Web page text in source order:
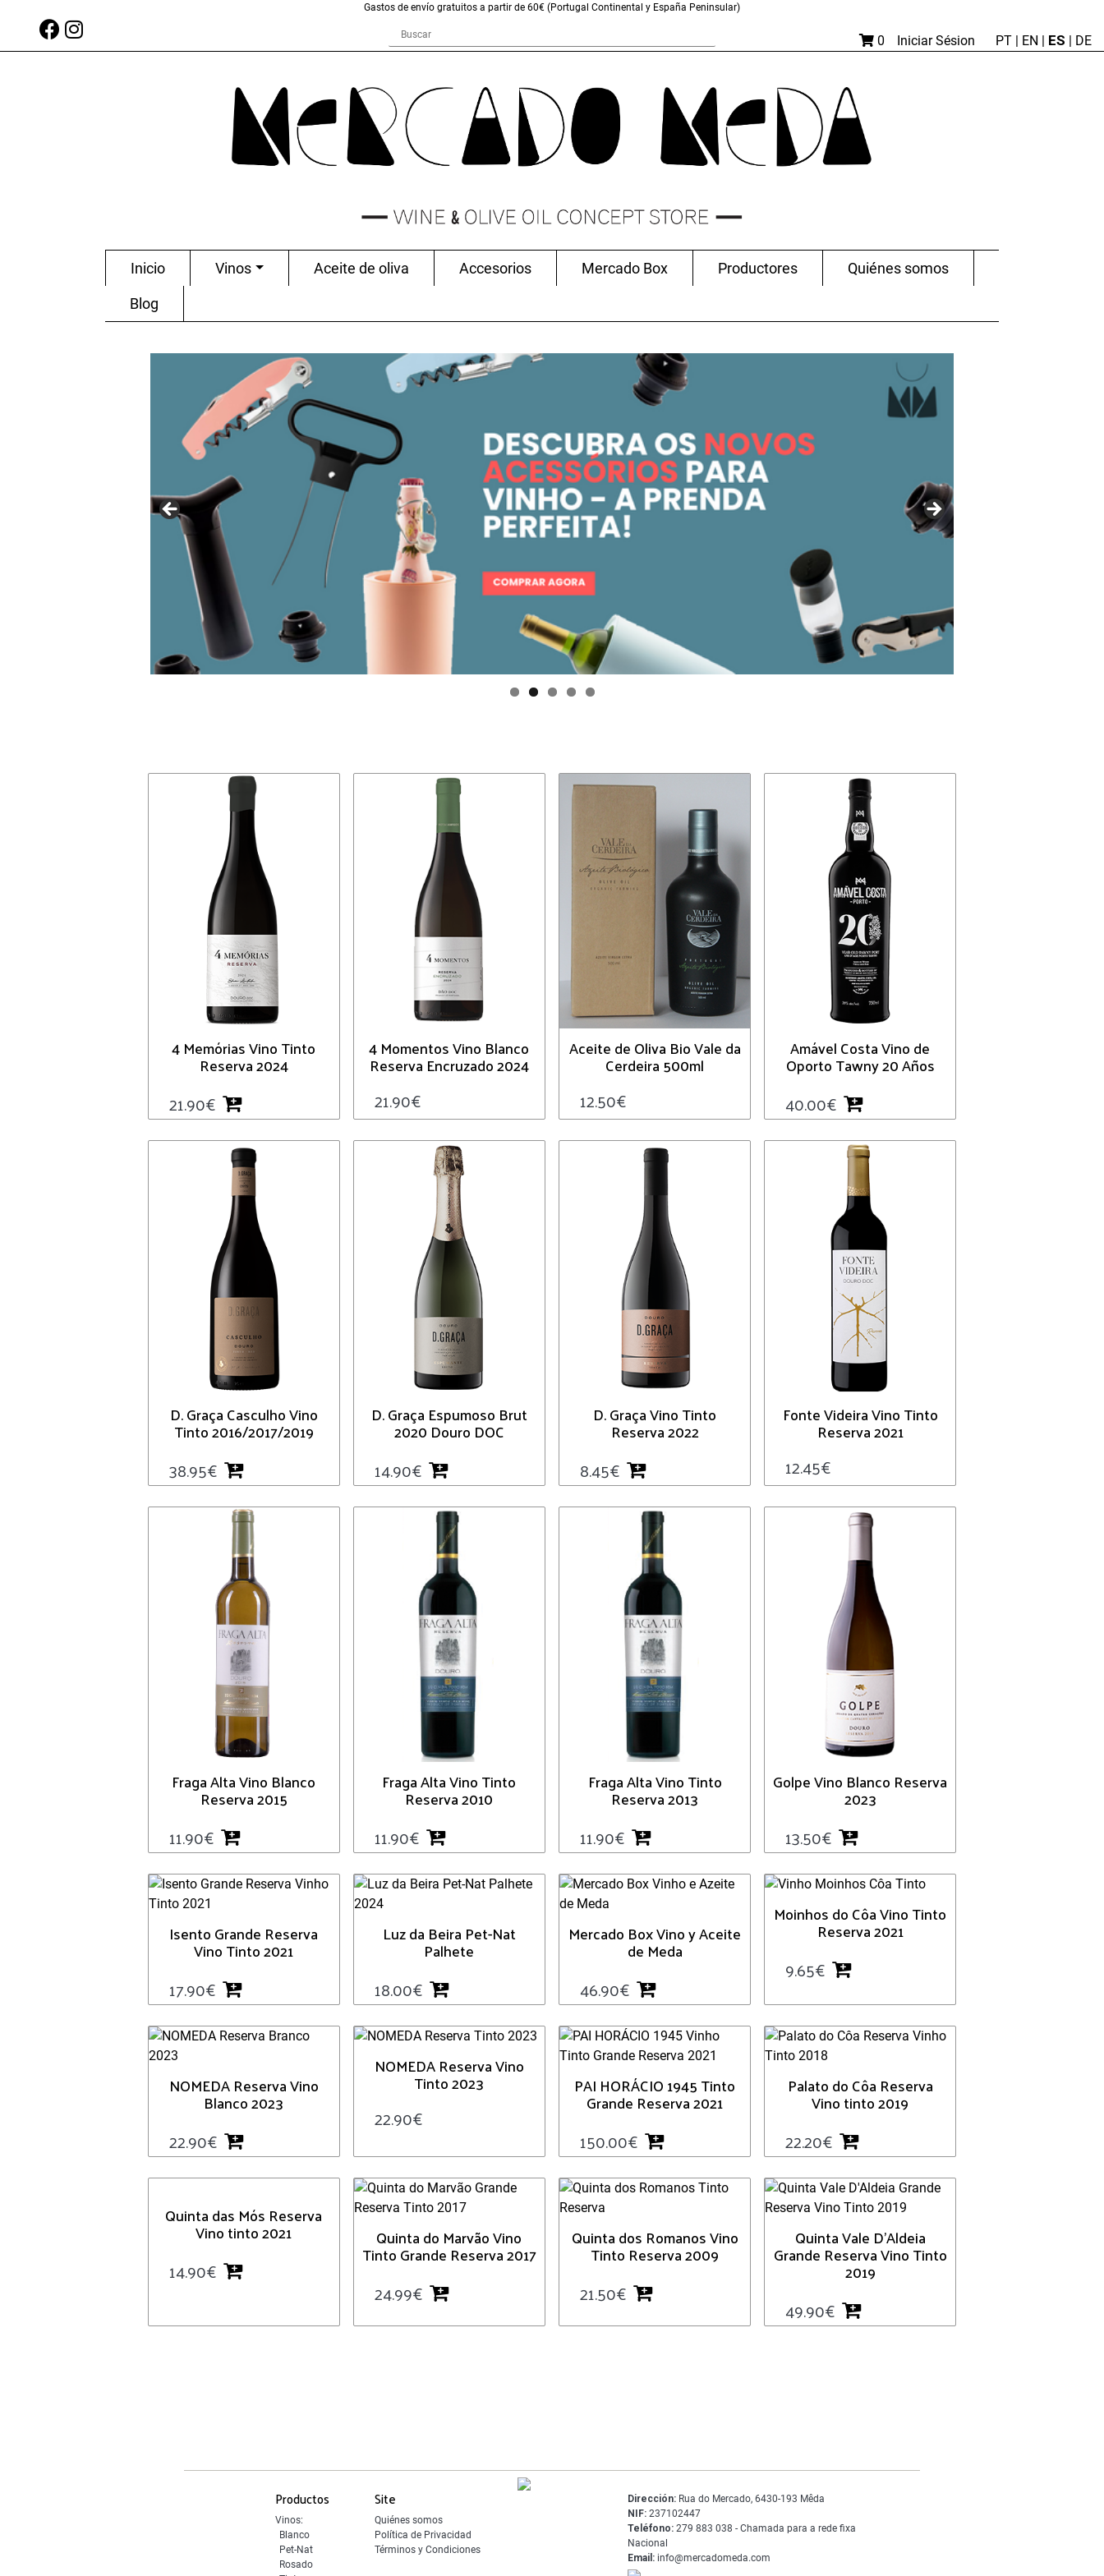
Gastos de envío gratuitos a partir de 60€ (Portugal Continental y España Peninsular)
0 Iniciar Sésion PT | EN | ES | DE
Inicio Vinos Aceite de oliva Accesorios Mercado Box Productores Quiénes somos
Blog
4 Memórias Vino Tinto
Reserva 2024
21.90€
4 Momentos Vino Blanco
Reserva Encruzado 2024
21.90€
Aceite de Oliva Bio Vale da
Cerdeira 500ml
12.50€
Amável Costa Vino de
Oporto Tawny 20 Años
40.00€
D. Graça Casculho Vino
Tinto 2016/2017/2019
38.95€
D. Graça Espumoso Brut
2020 Douro DOC
14.90€
D. Graça Vino Tinto
Reserva 2022
8.45€
Fonte Videira Vino Tinto
Reserva 2021
12.45€
Fraga Alta Vino Blanco
Reserva 2015
11.90€
Fraga Alta Vino Tinto
Reserva 2010
11.90€
Fraga Alta Vino Tinto
Reserva 2013
11.90€
Golpe Vino Blanco Reserva
2023
13.50€
Isento Grande Reserva
Vino Tinto 2021
17.90€
Luz da Beira Pet-Nat
Palhete
18.00€
Mercado Box Vino y Aceite
de Meda
46.90€
Moinhos do Côa Vino Tinto
Reserva 2021
9.65€
NOMEDA Reserva Vino
Blanco 2023
22.90€
NOMEDA Reserva Vino
Tinto 2023
22.90€
PAI HORÁCIO 1945 Tinto
Grande Reserva 2021
150.00€
Palato do Côa Reserva
Vino tinto 2019
22.20€
Quinta das Mós Reserva
Vino tinto 2021
14.90€
Quinta do Marvão Vino
Tinto Grande Reserva 2017
24.99€
Quinta dos Romanos Vino
Tinto Reserva 2009
21.50€
Quinta Vale D’Aldeia
Grande Reserva Vino Tinto
2019
49.90€
Productos
Vinos:
Blanco
Pet-Nat
Rosado
Site
Quiénes somos
Política de Privacidad
Términos y Condiciones
Dirección:Rua do Mercado, 6430-193 Mêda
NIF:237102447
Teléfono:279 883 038 - Chamada para a rede fixa
Nacional
Email:info@mercadomeda.com